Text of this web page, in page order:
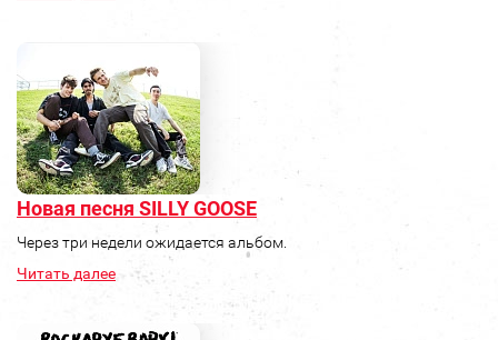
Новая песня SILLY GOOSE
Через три недели ожидается альбом.
Читать далее